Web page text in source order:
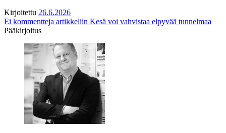
Kirjoitettu 26.6.2026
Ei kommentteja artikkeliin Kesä voi vahvistaa elpyvää tunnelmaa
Pääkirjoitus